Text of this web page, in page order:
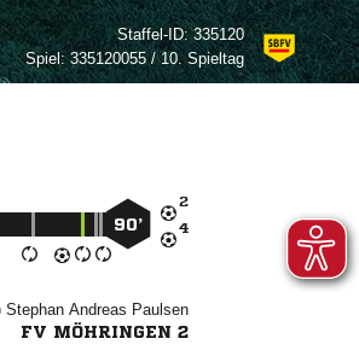
Staffel-ID:335120
Spiel:335120055 / 10. Spieltag


90’
  
FV MÖHRINGEN 2